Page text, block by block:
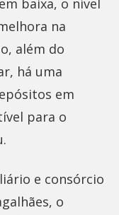
baixa, o nível
na
além do
há uma
em
para o
e consórcio
o